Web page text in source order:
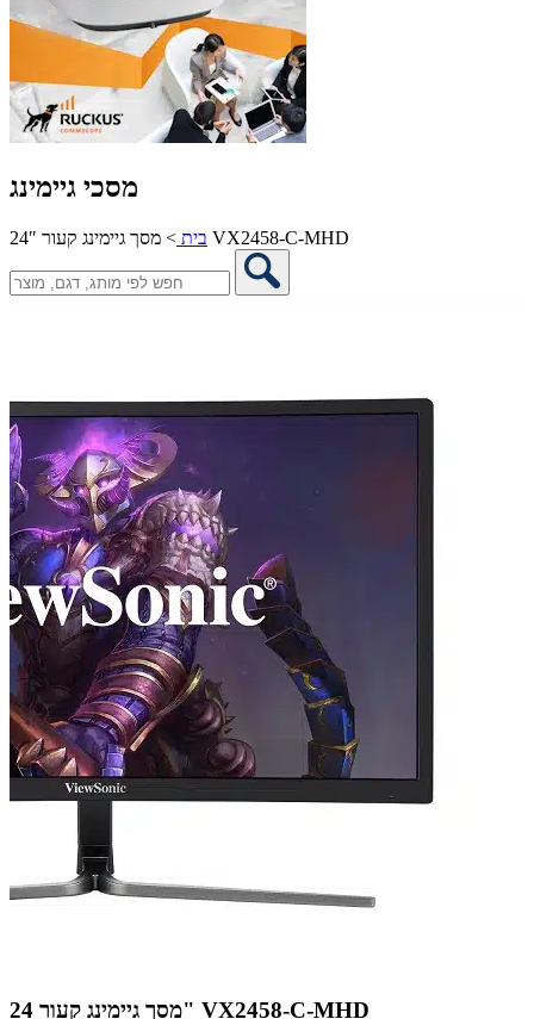
מסכי גיימינג
בית > מסך גיימינג קעור 24″ VX2458-C-MHD
מסך גיימינג קעור 24" VX2458-C-MHD